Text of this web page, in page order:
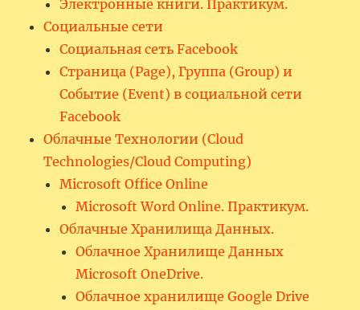
Электронные книги. Практикум.
Социальные сети
Социальная сеть Facebook
Страница (Page), Группа (Group) и
Событие (Event) в социальной сети
Facebook
Облачные Технологии (Cloud
Technologies/Cloud Computing)
Microsoft Office Online
Microsoft Word Online. Практикум.
Облачные Хранилища Данных.
Облачное Хранилище Данных
Microsoft OneDrive.
Облачное хранилище Google Drive